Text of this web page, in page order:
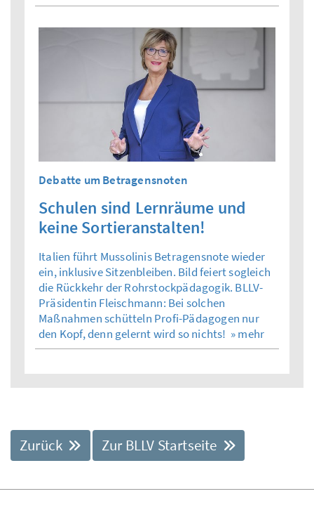
Debatte um Betragensnoten
Schulen sind Lernräume und
keine Sortieranstalten!
Italien führt Mussolinis Betragensnote wieder
ein, inklusive Sitzenbleiben. Bild feiert sogleich
die Rückkehr der Rohrstockpädagogik. BLLV-
Präsidentin Fleischmann: Bei solchen
Maßnahmen schütteln Profi-Pädagogen nur
den Kopf, denn gelernt wird so nichts! » mehr
Zurück Zur BLLV Startseite